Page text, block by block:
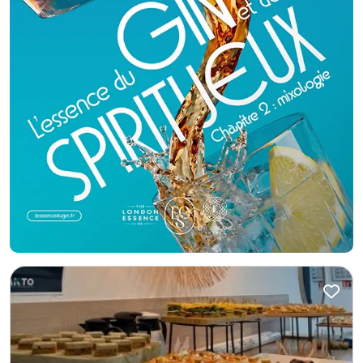
l’assurance de faire le bon choix, en toute confiance 🎉 Pour tous vos
événements Après votre dégustation, nous vous accompagnons pour :
Mariages Anniversaires Soirées privées Événements d’entreprise Festivals
et événements publics Notre food truck apporte une ambiance conviviale,
moderne et immersive à chaque prestation. ⚡ Ce qui fait la différence
Laziza ✔ Cuisine syro-libanaise authentique ✔ Produits frais & recettes
maison ✔ Préparation en direct (live cooking) ✔ Service rapide et
chaleureux ✔ Menus personnalisables ✔ Options végétariennes
disponibles 📍 Où nous trouver ? Nous proposons des dégustations sur
rendez-vous en Île-de-France, directement sur nos emplacements. 💬 En
résumé Choisir Laziza, c’est plus qu’un traiteur : c’est une expérience. Et
tout commence par une dégustation. 👉 Venez goûter, découvrir, et
laissez-vous convaincre.